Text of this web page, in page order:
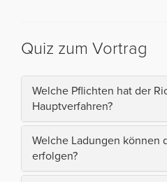
Quiz zum Vortrag
Welche Pflichten hat der
Hauptverfahren?
Welche Ladungen können
erfolgen?